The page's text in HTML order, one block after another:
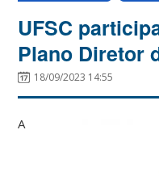
UFSC
Plano Diretor
18/09/2023 14:55
A